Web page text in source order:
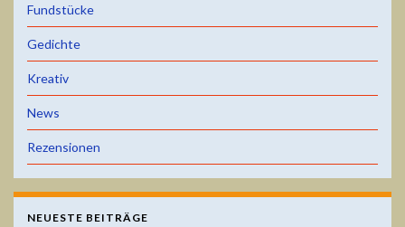
Fundstücke
Gedichte
Kreativ
News
Rezensionen
NEUESTE BEITRÄGE